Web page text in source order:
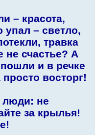
– красота,
упал – светло,
травка
не счастье? А
и в речке
восторг!
люди: не
за крылья!